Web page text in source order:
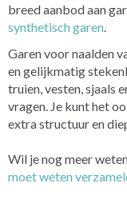
breed aanbod aan
synthetisch garen.
Garen voor naalden
en gelijkmatig
truien, vesten, sjaals
vragen. Je kunt het
extra structuur en
Wil je nog meer
moet weten